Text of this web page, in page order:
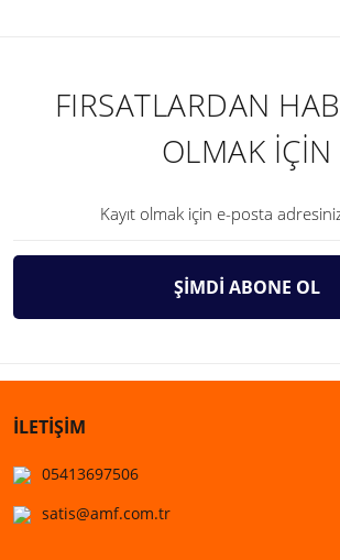
FIRSATLARDAN
OLMAK İÇİN
ŞİMDİ ABONE OL
İLETİŞİM
05413697506
satis@amf.com.tr